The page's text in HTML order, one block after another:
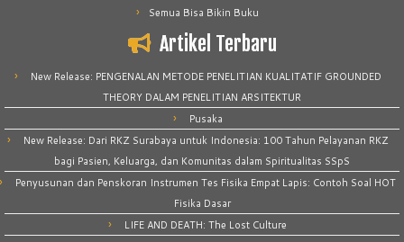
Semua Bisa Bikin Buku
Artikel Terbaru
New Release: PENGENALAN METODE PENELITIAN KUALITATIF GROUNDED
THEORY DALAM PENELITIAN ARSITEKTUR
Pusaka
New Release: Dari RKZ Surabaya untuk Indonesia: 100 Tahun Pelayanan RKZ
bagi Pasien, Keluarga, dan Komunitas dalam Spiritualitas SSpS
Penyusunan dan Penskoran Instrumen Tes Fisika Empat Lapis: Contoh Soal HOT
Fisika Dasar
LIFE AND DEATH: The Lost Culture